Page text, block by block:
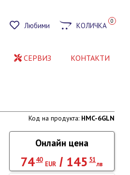
Любими КОЛИЧКА 0
СЕРВИЗ КОНТАКТИ
Код на продукта: HMC-6GLN
Онлайн цена
7440
EUR / 145 51
лв